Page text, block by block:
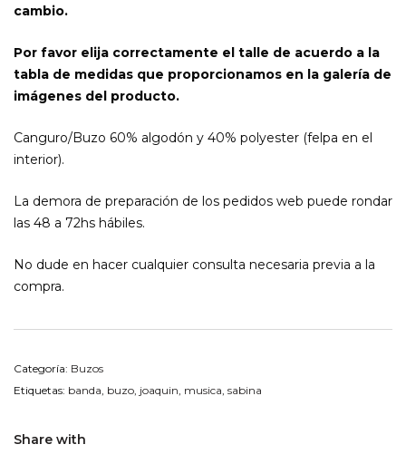
cambio.
Por favor elija correctamente el talle de acuerdo a la
tabla de medidas que proporcionamos en la galería de
imágenes del producto.
Canguro/Buzo 60% algodón y 40% polyester (felpa en el
interior).
La demora de preparación de los pedidos web puede rondar
las 48 a 72hs hábiles.
No dude en hacer cualquier consulta necesaria previa a la
compra.
Categoría: Buzos
Etiquetas: banda, buzo, joaquin, musica, sabina
Share with